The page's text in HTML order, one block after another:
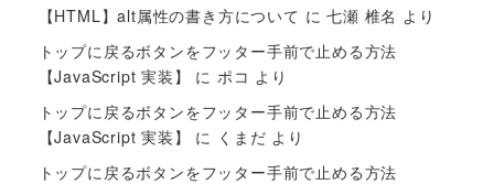
【HTML】alt属性の書き方について に七瀬 椎名 より
トップに戻るボタンをフッター手前で止める方法
【JavaScript 実装】
にポコ より
トップに戻るボタンをフッター手前で止める方法
【JavaScript 実装】
に くまだ より
トップに戻るボタンをフッター手前で止める方法